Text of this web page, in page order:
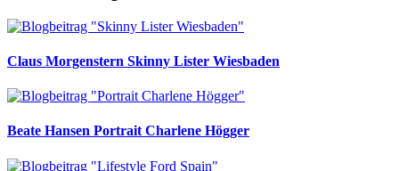
Claus Morgenstern Skinny Lister Wiesbaden
Beate Hansen Portrait Charlene Högger